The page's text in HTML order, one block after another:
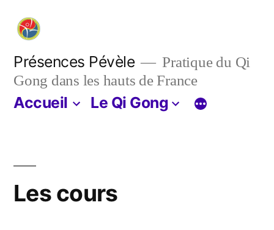
contenu
Présences Pévèle
Pratique du Qi
Gong dans les hauts de France
Accueil Le Qi Gong
Les cours